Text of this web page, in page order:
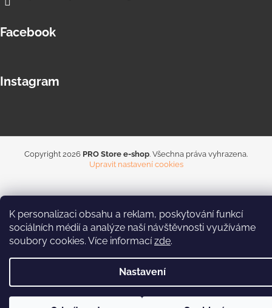
K personalizaci obsahu a reklam, poskytování funkcí
sociálních médií a analýze naší návštěvnosti využíváme
soubory cookies. Více informacízde.
Nastavení
Facebook
Instagram
Copyright 2026 PRO Store e-shop. Všechna práva vyhrazena.
Upravit nastavení cookies